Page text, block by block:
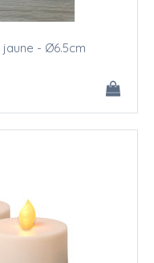
- Ø6.5cm